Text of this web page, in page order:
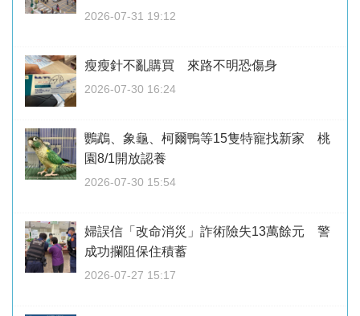
2026-07-31 19:12
瘦瘦針不亂購買 來路不明恐傷身
2026-07-30 16:24
鸚鵡、象龜、柯爾鴨等15隻特寵找新家 桃
園8/1開放認養
2026-07-30 15:54
婦誤信「改命消災」詐術險失13萬餘元 警
成功攔阻保住積蓄
2026-07-27 15:17